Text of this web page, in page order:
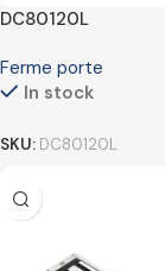
DC80120L
Ferme porte
In stock
SKU: DC80120L